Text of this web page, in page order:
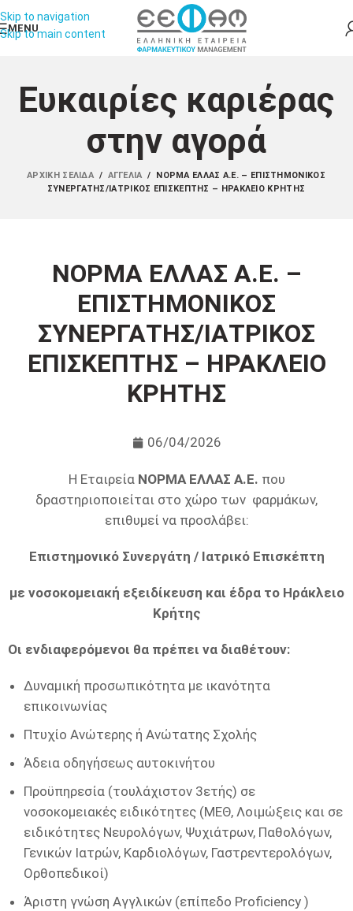
Skip to navigation
Skip to main content
MENU
Ευκαιρίες καριέρας
στην αγορά
ΑΡΧΙΚΉ ΣΕΛΊΔΑ / ΑΓΓΕΛΊΑ /
ΝΟΡΜΑ ΕΛΛΑΣ Α.Ε. – ΕΠΙΣΤΗΜΟΝΙΚΟΣ
ΣΥΝΕΡΓΑΤΗΣ/ΙΑΤΡΙΚΟΣ ΕΠΙΣΚΕΠΤΗΣ – ΗΡΑΚΛΕΙΟ ΚΡΗΤΗΣ
ΝΟΡΜΑ ΕΛΛΑΣ Α.Ε. –
ΕΠΙΣΤΗΜΟΝΙΚΟΣ
ΣΥΝΕΡΓΑΤΗΣ/ΙΑΤΡΙΚΟΣ
ΕΠΙΣΚΕΠΤΗΣ – ΗΡΑΚΛΕΙΟ
ΚΡΗΤΗΣ
06/04/2026
Η Εταιρεία ΝΟΡΜΑ ΕΛΛΑΣ Α.Ε. που
δραστηριοποιείται στο χώρο των φαρμάκων,
επιθυμεί να προσλάβει:
Επιστημονικό Συνεργάτη / Ιατρικό Επισκέπτη
με νοσοκομειακή εξειδίκευση και έδρα το Ηράκλειο
Κρήτης
Οι ενδιαφερόμενοι θα πρέπει να διαθέτουν:
Δυναμική προσωπικότητα με ικανότητα
επικοινωνίας
Πτυχίο Ανώτερης ή Ανώτατης Σχολής
Άδεια οδηγήσεως αυτοκινήτου
Προϋπηρεσία (τουλάχιστον 3ετής) σε
νοσοκομειακές ειδικότητες (ΜΕΘ, Λοιμώξεις και σε
ειδικότητες Νευρολόγων, Ψυχιάτρων, Παθολόγων,
Γενικών Ιατρών, Καρδιολόγων, Γαστρεντερολόγων,
Ορθοπεδικοί)
Άριστη γνώση Αγγλικών (επίπεδο Proficiency )